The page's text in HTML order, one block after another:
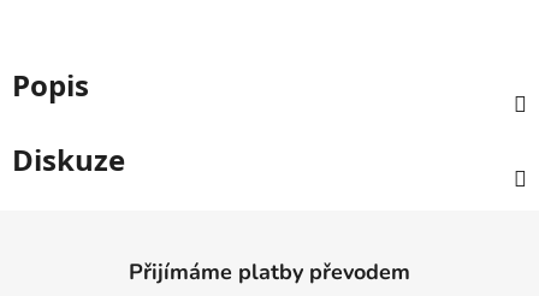
Popis
Diskuze
Přijímáme platby převodem